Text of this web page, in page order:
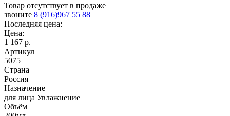
Товар отсутствует в продаже
звоните 8 (916)967 55 88
Последняя цена:
Цена:
1 167 р.
Артикул
5075
Страна
Россия
Назначение
для лица Увлажнение
Объём